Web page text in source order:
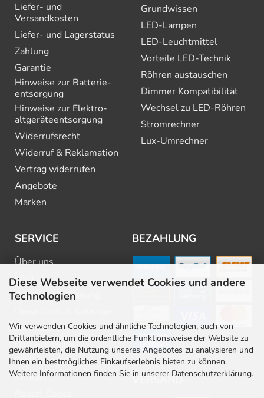
Diese Webseite verwendet Cookies und andere
Technologien
Wir verwenden Cookies und ähnliche Technologien, auch von
Drittanbietern, um die ordentliche Funktionsweise der Website zu
gewährleisten, die Nutzung unseres Angebotes zu analysieren und
Ihnen ein bestmögliches Einkaufserlebnis bieten zu können.
Weitere Informationen finden Sie in unserer Datenschutzerklärung.
Liefer- und
Versandkosten
Liefer- und Lagerstatus
Zahlung
Garantie
Hinweise zur Batterie­
entsorgung
Hinweise zur Elektro­
altgeräte­entsorgung
Widerrufsrecht
Widerruf & Reklamation
Vertrag widerrufen
Angebote
Marken
Grundwissen
LED-Lampen
LED-Leuchtmittel
Vorteile LED-Technik
Röhren austauschen
Dimmer Kompatibilität
Wechsel zu LED-Röhren
Stromrechner
Lux-Umrechner
SERVICE
Über uns
FAQ
Beratung & Planung
Newsletter
Barrierefreiheit
Stellenangebote
Kontakt
BEZAHLUNG
VERSAND